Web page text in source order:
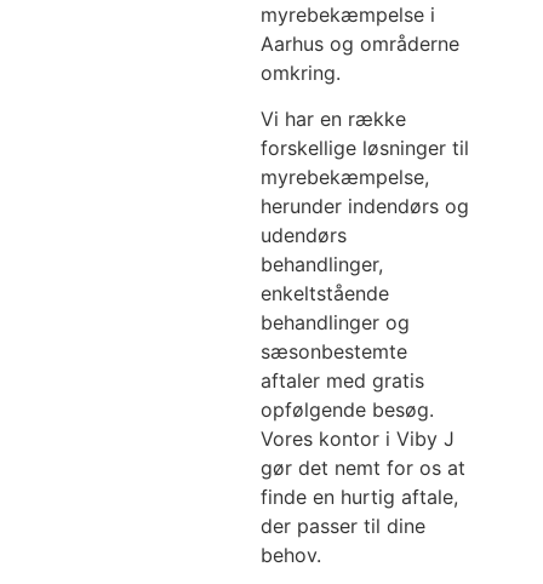
myrebekæmpelse i
Aarhus og områderne
omkring.
Vi har en række
forskellige løsninger til
myrebekæmpelse,
herunder indendørs og
udendørs
behandlinger,
enkeltstående
behandlinger og
sæsonbestemte
aftaler med gratis
opfølgende besøg.
Vores kontor i Viby J
gør det nemt for os at
finde en hurtig aftale,
der passer til dine
behov.